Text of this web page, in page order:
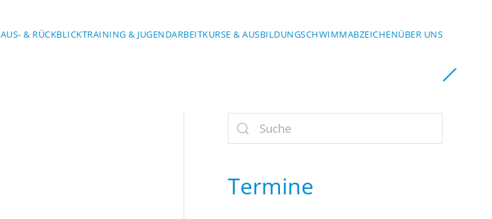
AUS- & RÜCKBLICKTRAINING & JUGENDARBEITKURSE & AUSBILDUNGSCHWIMMABZEICHENÜBER UNS
Termine